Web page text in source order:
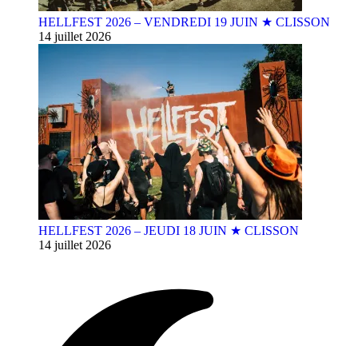
HELLFEST 2026 – VENDREDI 19 JUIN ★ CLISSON
14 juillet 2026
HELLFEST 2026 – JEUDI 18 JUIN ★ CLISSON
14 juillet 2026